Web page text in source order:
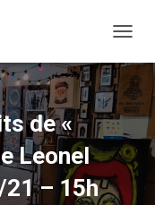
É
L
I
R
L
N
de «
Leonel
– 15h